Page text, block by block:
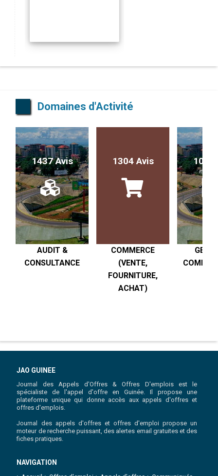
Domaines d'Activité
1437 Avis
AUDIT &
CONSULTANCE
1304 Avis
COMMERCE
(VENTE,
FOURNITURE,
ACHAT)
1017
JAO GUINEE
Journal des Appels d'Offres & Offres D'emplois est le
spécialiste de l'appel d'offre en Guinée. Il propose une
plateforme unique qui donne accès aux appels d'offres et
offres d'emplois.
Journal des appels d'offres et offres d'emploi propose un
moteur de recherche puissant, des alertes email gratuites et des
fiches pratiques.
NAVIGATION